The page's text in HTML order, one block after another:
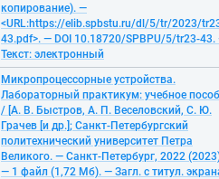
копирование). —
<URL:https://elib.spbstu.ru/dl/5/tr/2023/
43.pdf>. — DOI 10.18720/SPBPU/5/tr23-43.
Текст: электронный
Микропроцессорные устройства.
Лабораторный практикум: учебное
/ [А. В. Быстров, А. П. Веселовский, С. Ю.
Грачев [и др.]; Санкт-Петербургский
политехнический университет Петра
Великого. — Санкт-Петербург, 2022
— 1 файл (1,72 Мб). — Загл. с титул.